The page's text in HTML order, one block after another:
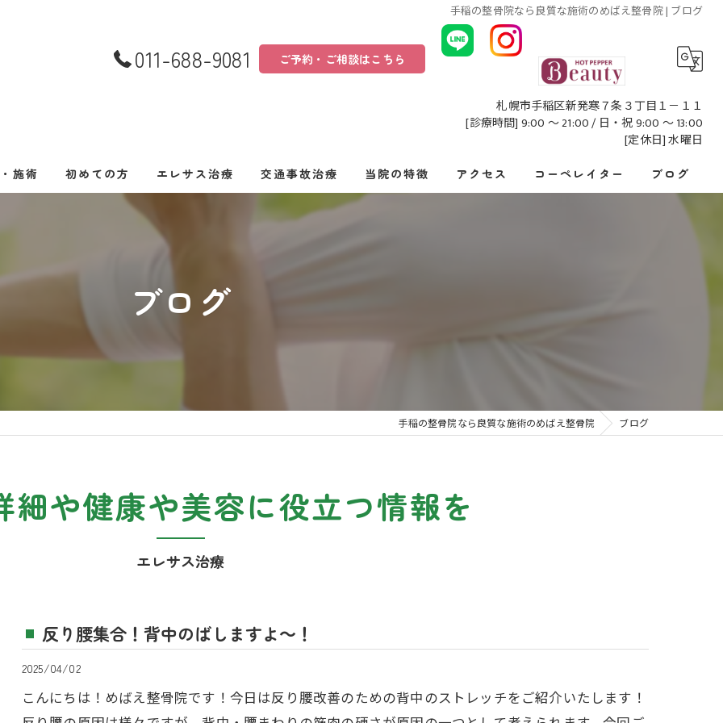
手稲の整骨院なら良質な施術のめばえ整骨院 | ブログ
011-688-9081 ご予約・ご相談はこちら
札幌市手稲区新発寒７条３丁目１－１１
[診療時間] 9:00 〜 21:00 / 日・祝 9:00 ～ 13:00
[定休日] 水曜日
施術 初めての方 エレサス治療 交通事故治療 当院の特徴
骨盤矯正
エレサスセラピー
アクセス コーペレイター ブログ
ブログ
手稲の整骨院なら良質な施術のめばえ整骨院 ブログ
細や健康や美容に役立つ情報を
エレサス治療
反り腰集合！背中のばしますよ～！
2025/04/02
こんにちは！めばえ整骨院です！今日は反り腰改善のための背中のストレッチをご紹介いたします！